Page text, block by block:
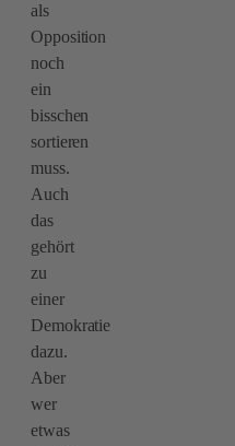
als
Opposition
noch
ein
bisschen
sortieren
muss.
Auch
das
gehört
zu
einer
Demokratie
dazu.
Aber
wer
etwas